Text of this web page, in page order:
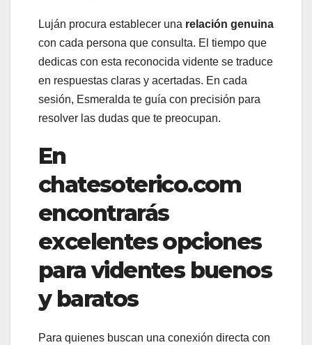
Luján procura establecer una relación genuina
con cada persona que consulta. El tiempo que
dedicas con esta reconocida vidente se traduce
en respuestas claras y acertadas. En cada
sesión, Esmeralda te guía con precisión para
resolver las dudas que te preocupan.
En
chatesoterico.com
encontrarás
excelentes opciones
para videntes buenos
y baratos
Para quienes buscan una conexión directa con